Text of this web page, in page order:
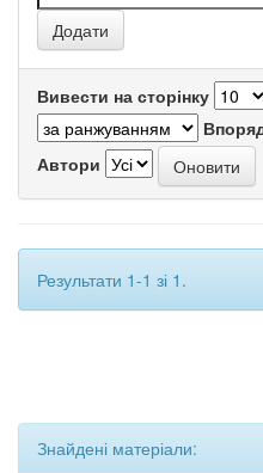
Вивести на сторінку
Автори
Результати 1-1 зі 1.
Знайдені матеріали: